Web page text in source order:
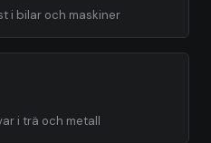
i bilar och maskiner
i trä och metall